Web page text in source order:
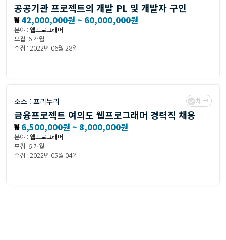
공공기관 프로젝트의 개발 PL 및 개발자 구인
₩42,000,000원 ~ 60,000,000원
분야 : 웹프로그래머
모집: 6 개월
수집 : 2022년 06월 28일
소스 : 프리누리 체크
금융프로젝트 여의도 웹프로그래머 경력직 채용
₩6,500,000원 ~ 8,000,000원
분야 : 웹프로그래머
모집: 6 개월
수집 : 2022년 05월 04일